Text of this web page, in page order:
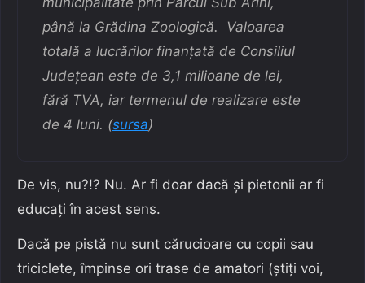
până la Grădina Zoologică. Valoarea
totală a lucrărilor finanțată de Consiliul
Județean este de 3,1 milioane de lei,
fără TVA, iar termenul de realizare este
de 4 luni. (sursa)
De vis, nu?!? Nu. Ar fi doar dacă și pietonii ar fi
educați în acest sens.
Dacă pe pistă nu sunt cărucioare cu copii sau
triciclete, împinse ori trase de amatori (știți voi,